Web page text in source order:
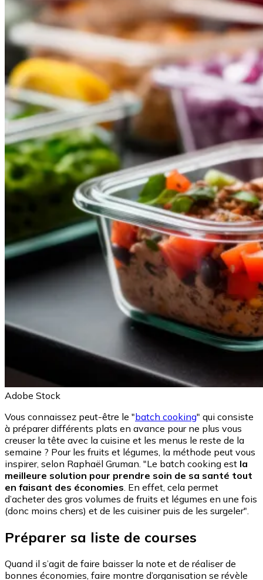
Adobe Stock
Vous connaissez peut-être le "batch cooking" qui consiste
à préparer différents plats en avance pour ne plus vous
creuser la tête avec la cuisine et les menus le reste de la
semaine ? Pour les fruits et légumes, la méthode peut vous
inspirer, selon Raphaël Gruman. "Le batch cooking est la
meilleure solution pour prendre soin de sa santé tout
en faisant des économies. En effet, cela permet
d’acheter des gros volumes de fruits et légumes en une fois
(donc moins chers) et de les cuisiner puis de les surgeler".
Préparer sa liste de courses
Quand il s’agit de faire baisser la note et de réaliser de
bonnes économies, faire montre d’organisation se révèle